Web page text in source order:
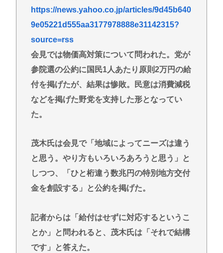
告に「無期懲役」の判決 当時17歳少年に「懲役30
年」の判決
トランプ氏、「出産旅行」禁じる大統領令 米国籍取
得を目的とした中国人らの渡米を問題視
【悲報】積水ハウス「地面師に55億円騙し取られ
た…」ワイ「会社終わったやろなぁ」→結果www
【衝撃】元ジャンポケ斉藤慎二側「バス運転手がい
るのにディープキスなんてできない」「Aさんの供述
【岐路】東大さえ赤字、足かせ多く稼げぬ国立大学
法人 研究開発費20年横ばい
左ハンドル車のデメリット、意外と少ない
投資とかNISAとか素人なんだけど三井住友のコンサ
Powered by livedoor 相互RSS
https://news.yahoo.co.jp/articles/9d45b640
9e05221d555aa3177978888e31142315?
source=rss
会見では物価高対策について問われた。党が
参院選の公約に国民1人あたり原則2万円の給
付を掲げたが、結果は惨敗。民意は消費減税
などを掲げた野党を支持した形となってい
た。
茂木氏は会見で「地域によってニーズは違う
と思う。やり方もいろいろあろうと思う」と
しつつ、「ひと桁違う数兆円の特別地方交付
金を創設する」と公約を掲げた。
記者からは「給付はせずに対応するというこ
とか」と問われると、茂木氏は「それで結構
です」と答えた。